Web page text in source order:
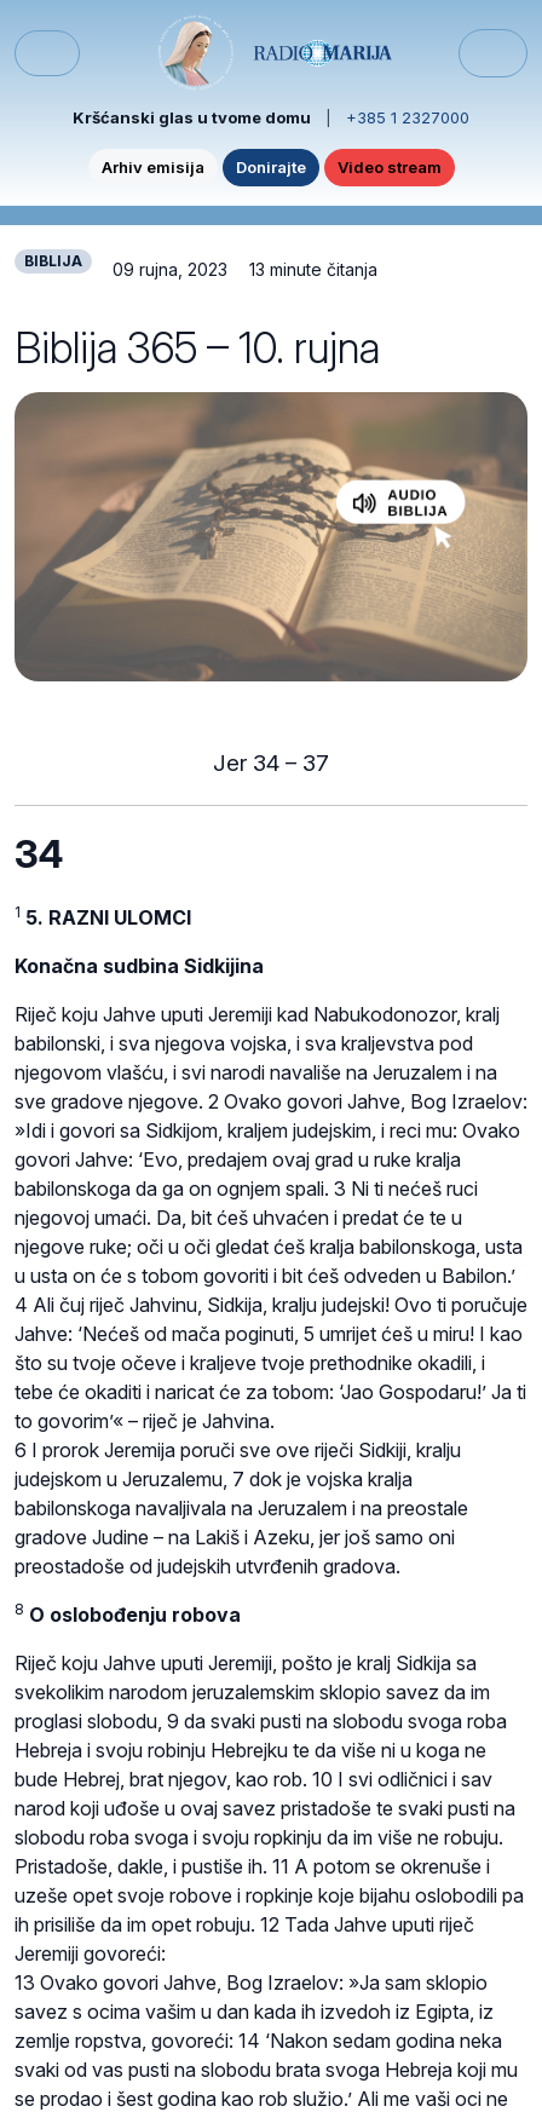
Menu
Kršćanski glas u tvome domu +385 1 2327000
Arhiv emisija Donirajte Video stream
BIBLIJA 09 rujna, 2023 13 minute čitanja
Biblija 365 – 10. rujna
Jer 34 – 37
34
1 5. RAZNI ULOMCI
Konačna sudbina Sidkijina
Riječ koju Jahve uputi Jeremiji kad Nabukodonozor, kralj
babilonski, i sva njegova vojska, i sva kraljevstva pod
njegovom vlašću, i svi narodi navališe na Jeruzalem i na
sve gradove njegove. 2 Ovako govori Jahve, Bog Izraelov:
»Idi i govori sa Sidkijom, kraljem judejskim, i reci mu: Ovako
govori Jahve: ‘Evo, predajem ovaj grad u ruke kralja
babilonskoga da ga on ognjem spali. 3 Ni ti nećeš ruci
njegovoj umaći. Da, bit ćeš uhvaćen i predat će te u
njegove ruke; oči u oči gledat ćeš kralja babilonskoga, usta
u usta on će s tobom govoriti i bit ćeš odveden u Babilon.’
4 Ali čuj riječ Jahvinu, Sidkija, kralju judejski! Ovo ti poručuje
Jahve: ‘Nećeš od mača poginuti, 5 umrijet ćeš u miru! I kao
što su tvoje očeve i kraljeve tvoje prethodnike okadili, i
tebe će okaditi i naricat će za tobom: ‘Jao Gospodaru!’ Ja ti
to govorim’« – riječ je Jahvina.
6 I prorok Jeremija poruči sve ove riječi Sidkiji, kralju
judejskom u Jeruzalemu, 7 dok je vojska kralja
babilonskoga navaljivala na Jeruzalem i na preostale
gradove Judine – na Lakiš i Azeku, jer još samo oni
preostadoše od judejskih utvrđenih gradova.
8 O oslobođenju robova
Riječ koju Jahve uputi Jeremiji, pošto je kralj Sidkija sa
svekolikim narodom jeruzalemskim sklopio savez da im
proglasi slobodu, 9 da svaki pusti na slobodu svoga roba
Hebreja i svoju robinju Hebrejku te da više ni u koga ne
bude Hebrej, brat njegov, kao rob. 10 I svi odličnici i sav
narod koji uđoše u ovaj savez pristadoše te svaki pusti na
slobodu roba svoga i svoju ropkinju da im više ne robuju.
Pristadoše, dakle, i pustiše ih. 11 A potom se okrenuše i
uzeše opet svoje robove i ropkinje koje bijahu oslobodili pa
ih prisiliše da im opet robuju. 12 Tada Jahve uputi riječ
Jeremiji govoreći:
13 Ovako govori Jahve, Bog Izraelov: »Ja sam sklopio
savez s ocima vašim u dan kada ih izvedoh iz Egipta, iz
zemlje ropstva, govoreći: 14 ‘Nakon sedam godina neka
svaki od vas pusti na slobodu brata svoga Hebreja koji mu
se prodao i šest godina kao rob služio.’ Ali me vaši oci ne